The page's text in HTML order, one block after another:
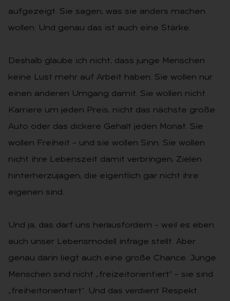
aufgezeigt. Sie sagen, was sie anders machen
wollen. Und genau das ist auch eine Stärke.
Deshalb glaube ich nicht, dass junge Menschen
keine Lust mehr auf Arbeit haben. Sie wollen nur
einen anderen Umgang damit. Sie wollen nicht
Karriere um jeden Preis, nicht das nächste große
Auto oder das dickere Gehalt jeden Monat. Sie
wollen Freiheit – und sie wollen Sinn. Sie wollen
nicht ihre Lebenszeit damit verbringen, Zielen
hinterherzujagen, die eigentlich gar nicht ihre
eigenen sind.
Und ja, das darf uns herausfordern – weil es eben
auch unser Lebensmodell infrage stellt. Aber
genau darin liegt auch eine große Chance. Junge
Menschen sind nicht „freizeitorientiert“ – sie sind
„freiheitorientiert“. Und das verdient Respekt.